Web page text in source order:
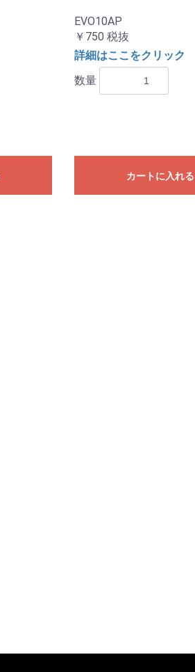
EVO10AP
￥750 税抜
詳細はここをクリック
数量
カートに入れる